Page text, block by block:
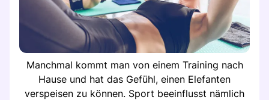
Manchmal kommt man von einem Training nach
Hause und hat das Gefühl, einen Elefanten
verspeisen zu können. Sport beeinflusst nämlich